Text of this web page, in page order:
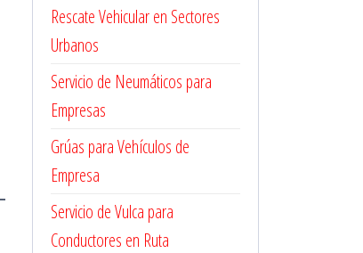
Rescate Vehicular en Sectores
Urbanos
Servicio de Neumáticos para
Empresas
Grúas para Vehículos de
Empresa
Servicio de Vulca para
Conductores en Ruta